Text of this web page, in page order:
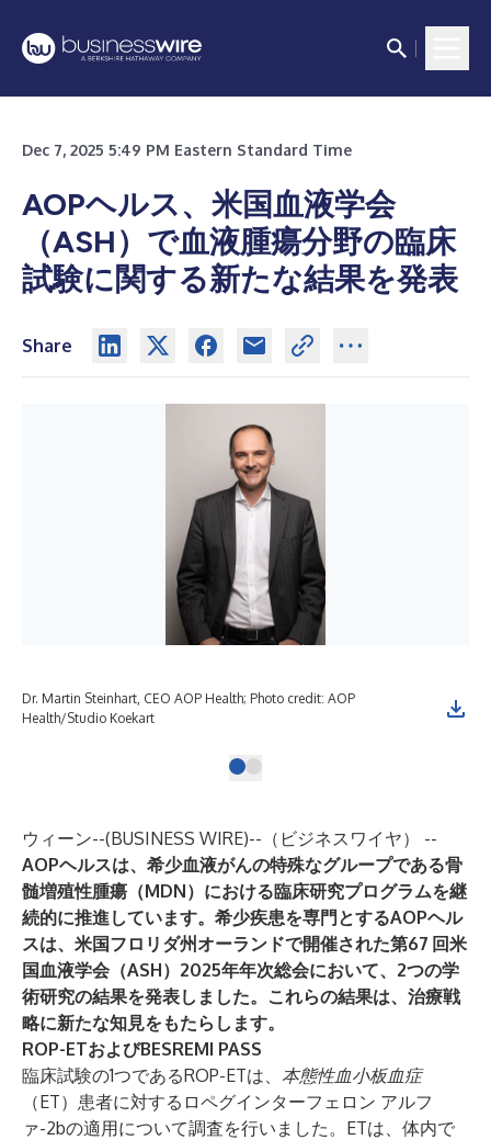
Dec 7, 2025 5:49 PM Eastern Standard Time
AOPヘルス、米国血液学会
（ASH）で血液腫瘍分野の臨床
試験に関する新たな結果を発表
Share
Dr. Martin Steinhart, CEO AOP Health; Photo credit: AOP
Health/Studio Koekart
ウィーン--(BUSINESS WIRE)-- （ビジネスワイヤ） --
AOPヘルスは、希少血液がんの特殊なグループである骨
髄増殖性腫瘍（MDN）における臨床研究プログラムを継
続的に推進しています。希少疾患を専門とするAOPヘル
スは、米国フロリダ州オーランドで開催された第67 回米
国血液学会（ASH）2025年年次総会において、2つの学
術研究の結果を発表しました。これらの結果は、治療戦
略に新たな知見をもたらします。
ROP-ETおよびBESREMI PASS
臨床試験の1つであるROP-ETは、 本態性血小板血症
（ET）患者に対するロペグインターフェロン アルフ
ァ-2bの適用について調査を行いました。ETは、体内で